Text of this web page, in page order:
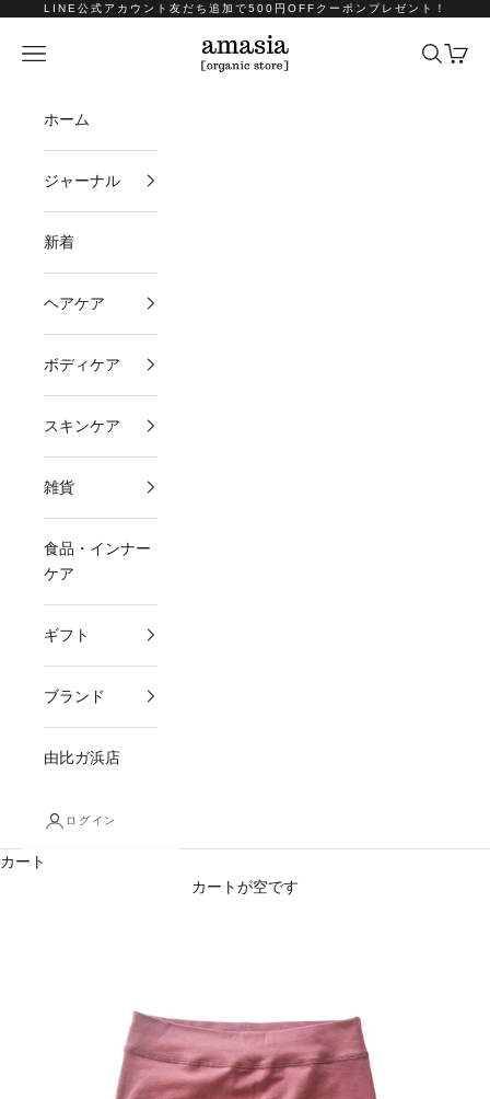
コンテンツへスキップ
LINE公式アカウント友だち追加で500円OFFクーポンプレゼント！
amasia organic store
メニュー 検索カート
ホーム
ジャーナル
新着
ヘアケア
ボディケア
スキンケア
雑貨
食品・インナー
ケア
ギフト
ブランド
由比ガ浜店
ログイン
カート
カートが空です